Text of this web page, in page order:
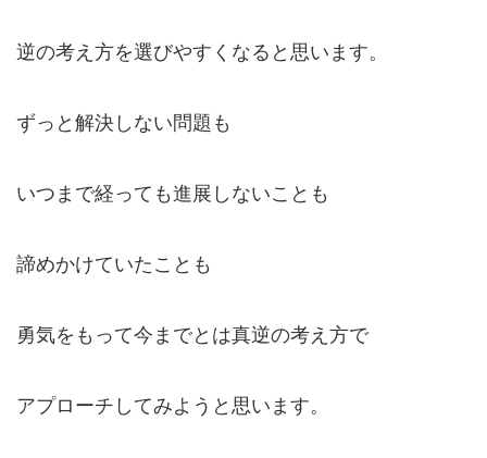
逆の考え方を選びやすくなると思います。
ずっと解決しない問題も
いつまで経っても進展しないことも
諦めかけていたことも
勇気をもって今までとは真逆の考え方で
アプローチしてみようと思います。